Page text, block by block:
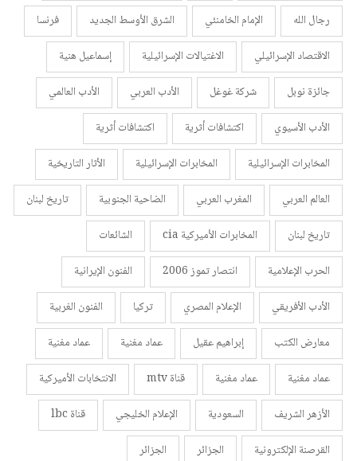
رجال الله
الإمام الخامنئي الشرق الأوسط الجديد
فرنسا
الاقتصاد الإسرائيلي
الاغتيالات الإسرائيلية
إسماعيل هنية
جائزة نوبل
شركة غوغل الأدب العربي
الأدب العالمي
الأدب الأسيوي
اكتشافات أثرية
اكتشافات أثرية
المخابرات الإسرائيلية
المخابرات الإسرائيلية
الأثار التاريخية
العالم العربي
المغرب العربي الضاحية الجنوبية
تاريخ لبنان
تاريخ لبنان
المخابرات الأميركية cia
الشائعات
الحرب الإعلامية
انتصار تموز 2006
الفنون الإيرانية
الأدب الأفريقي
الإعلام المصري تركيا
الفنون الغربية
معارض الكتب
إبراهيم عقيل عماد مغنية
عماد مغنية
عماد مغنية
عماد مغنية قناة mtv
الانتخابات الأميركية
الأزهر الشريف
السعودية الإعلام الخليجي
قناة lbc
القرصنة الإلكترونية
الجزائر
الجزائر